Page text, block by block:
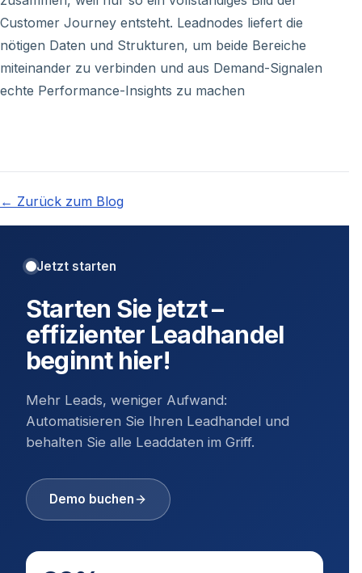
Customer Journey entsteht. Leadnodes liefert die
nötigen Daten und Strukturen, um beide Bereiche
miteinander zu verbinden und aus Demand-Signalen
echte Performance-Insights zu machen
← Zurück zum Blog
Jetzt starten
Starten Sie jetzt –
effizienter Leadhandel
beginnt hier!
Mehr Leads, weniger Aufwand:
Automatisieren Sie Ihren Leadhandel und
behalten Sie alle Leaddaten im Griff.
Demo buchen